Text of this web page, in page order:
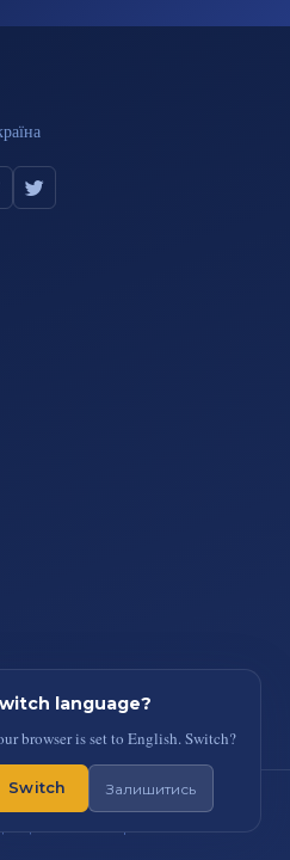
Євангелія, м. Київ
language?
browser is set to English. Switch?
Switch Залишитись